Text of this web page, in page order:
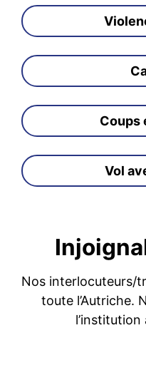
Coups
Vol
Nos interlocuteurs/
toute l’Autriche.